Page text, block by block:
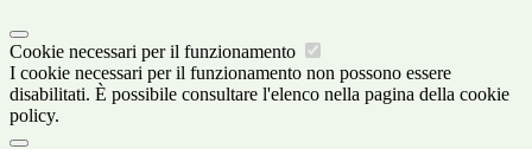
Cookie necessari per il funzionamento
I cookie necessari per il funzionamento non possono essere
disabilitati. È possibile consultare l'elenco nella pagina della cookie
policy.